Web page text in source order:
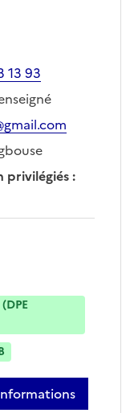
13 93
privilégiés: